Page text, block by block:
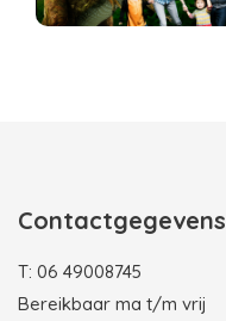
Contactgegevens
T: 06 49008745
Bereikbaar ma t/m vrij